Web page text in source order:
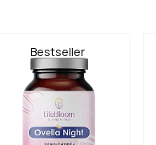
Bestseller